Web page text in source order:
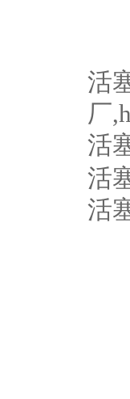
活
厂
活
活
活